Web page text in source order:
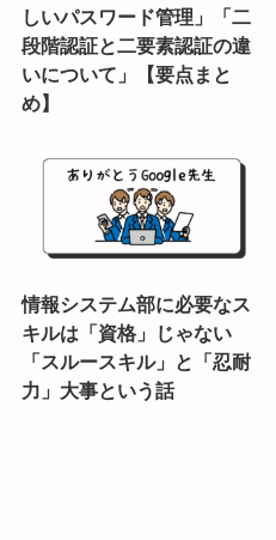
しいパスワード管理」「二
段階認証と二要素認証の違
いについて」【要点まと
め】
情報システム部に必要なス
キルは「資格」じゃない
「スルースキル」と「忍耐
力」大事という話